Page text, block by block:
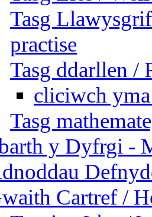
Tasg
practise
Tasg ddarllen /
cliciwch
Tasg
y Dyfrgi -
Cartref /